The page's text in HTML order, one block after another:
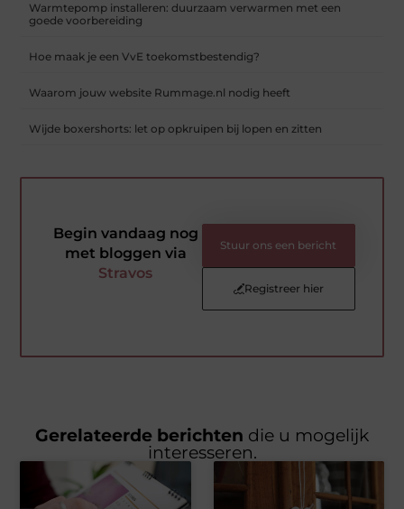
Warmtepomp installeren: duurzaam verwarmen met een
goede voorbereiding
Hoe maak je een VvE toekomstbestendig?
Waarom jouw website Rummage.nl nodig heeft
Wijde boxershorts: let op opkruipen bij lopen en zitten
Begin vandaag nog
met bloggen via
Stravos
Stuur ons een bericht
Registreer hier
Gerelateerde berichten die u mogelijk
interesseren.